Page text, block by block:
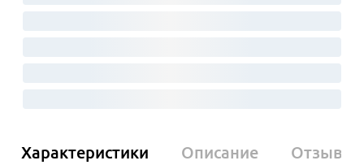
Характеристики Описание Отзывы